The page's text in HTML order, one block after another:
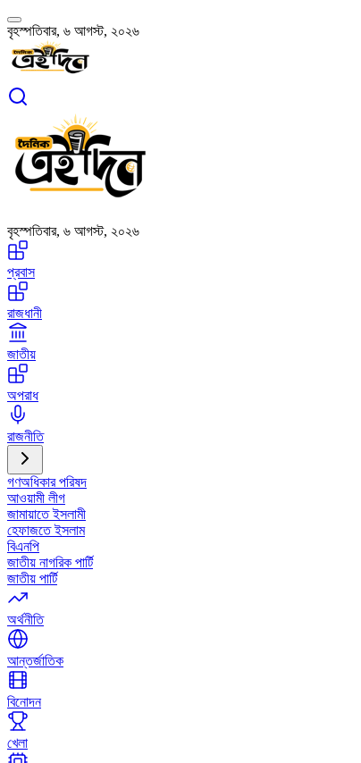
বৃহস্পতিবার, ৬ আগস্ট, ২০২৬
বৃহস্পতিবার, ৬ আগস্ট, ২০২৬
প্রবাস
রাজধানী
জাতীয়
অপরাধ
রাজনীতি
গণঅধিকার পরিষদ
আওয়ামী লীগ
জামায়াতে ইসলামী
হেফাজতে ইসলাম
বিএনপি
জাতীয় নাগরিক পার্টি
জাতীয় পার্টি
অর্থনীতি
আন্তর্জাতিক
বিনোদন
খেলা